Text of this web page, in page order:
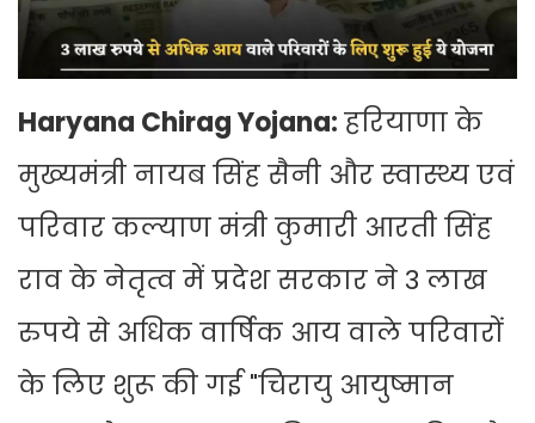
Haryana Chirag Yojana:हरियाणा के
मुख्यमंत्री नायब सिंह सैनी और स्वास्थ्य एवं
परिवार कल्याण मंत्री कुमारी आरती सिंह
राव के नेतृत्व में प्रदेश सरकार ने 3 लाख
रुपये से अधिक वार्षिक आय वाले परिवारों
के लिए शुरू की गई "चिरायु आयुष्मान